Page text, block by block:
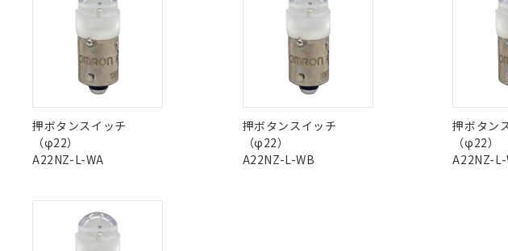
中国 RoHS 注意事項・凡例
中国 RoHS表
Pb Cd PBBs
LR型式承認
（イギリス
船舶規格）
BV型式承認
（フランス
船舶規格）
NK型式承認
押ボタンスイッチ
（φ22）
A22NZ-L-WA
押ボタンスイッチ
（φ22）
A22NZ-L-WB
押ボタン
（φ22）
A22NZ-L-
在庫状況および標準価格照会結果は、記
のであり、閲覧された時点での実際の
い。
正式な納期状況および標準価格はお客様
当社販売員にご相談ください。
オムロン制御機器販売店や当社販売拠点
在庫状況および標準価格結果を当社の事
す。
マイパーツ機能（部品リスト作成サー
ている必要があります。
但し、RoHS指令で産業用監視および制御機器に対する適用
フタル酸エステル類の４物質については閾値を超える意図
※2 対応予定月
部品在庫の切り替え状況などにより、予定月が
Pb(鉛) :1000ppm、 Hg(水銀) : 1000ppm、 Cd(カドミウム) :
Cr(Ⅵ)(六価クロム) : 1000ppm、 PBBs(ポリ臭化ビフェニ
DBP(フタル酸ジブチル) : 1000ppm、 DIBP(フタル酸ジイ
DEHP(フタル酸ビス(2-エチルヘキシル)) : 1000ppm
※2 環境保護使用期限
「ｅ」：有害物質（10物質）のすべてが基準
「10」：通常の使用状況下において有害物質
味します。
当社は規制貨物を破棄する場合は、完全
当社は貴社製品を、核兵器、ミサイル、
置等に一切使用いたしません。
当社は、貴社製品を第三者に販売する
また当社は、販売先および販売に係わ
たしません。
一定数以上の在庫あり
一定数には満たないが在庫あり
－
在庫なし(最新の在庫状況について
機器販売店・当社販売員にご確認く
空
受注生産機種、また在庫状況の情報